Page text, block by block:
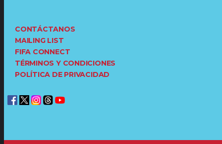
CONTÁCTANOS
MAILING LIST
FIFA CONNECT
TÉRMINOS Y CONDICIONES
POLÍTICA DE PRIVACIDAD